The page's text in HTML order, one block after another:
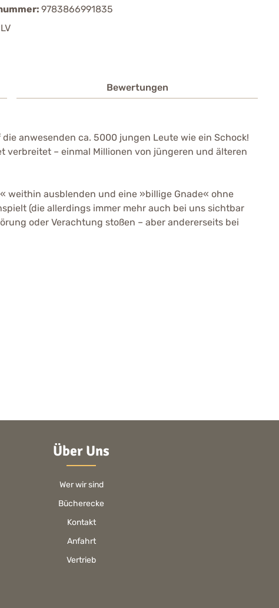
9783866991835
Bewertungen
anwesenden ca. 5000 jungen Leute wie ein Schock!
verbreitet – einmal Millionen von jüngeren und älteren
weithin ausblenden und eine »billige Gnade« ohne
(die allerdings immer mehr auch bei uns sichtbar
oder Verachtung stoßen – aber andererseits bei
Über Uns
Wer wir sind
Bücherecke
Kontakt
Anfahrt
Vertrieb